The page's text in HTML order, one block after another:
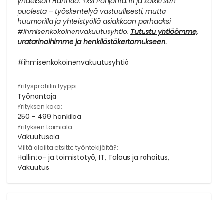
puolesta – työskentelyä vastuullisesti, mutta
huumorilla ja yhteistyöllä asiakkaan parhaaksi
#ihmisenkokoinenvakuutusyhtiö. Tutustu yhtiöömme,
uratarinoihimme ja henkilöstökertomukseen.
#ihmisenkokoinenvakuutusyhtiö
Yritysprofiilin tyyppi:
Työnantaja
Yrityksen koko:
250 - 499 henkilöä
Yrityksen toimiala:
Vakuutusala
Miltä aloilta etsitte työntekijöitä?:
Hallinto- ja toimistotyö, IT, Talous ja rahoitus,
Vakuutus